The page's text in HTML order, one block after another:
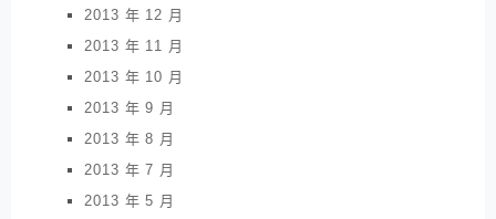
2013 年 12 月
2013 年 11 月
2013 年 10 月
2013 年 9 月
2013 年 8 月
2013 年 7 月
2013 年 5 月